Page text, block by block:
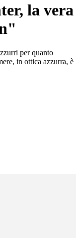
la vera
per quanto
in ottica azzurra, è